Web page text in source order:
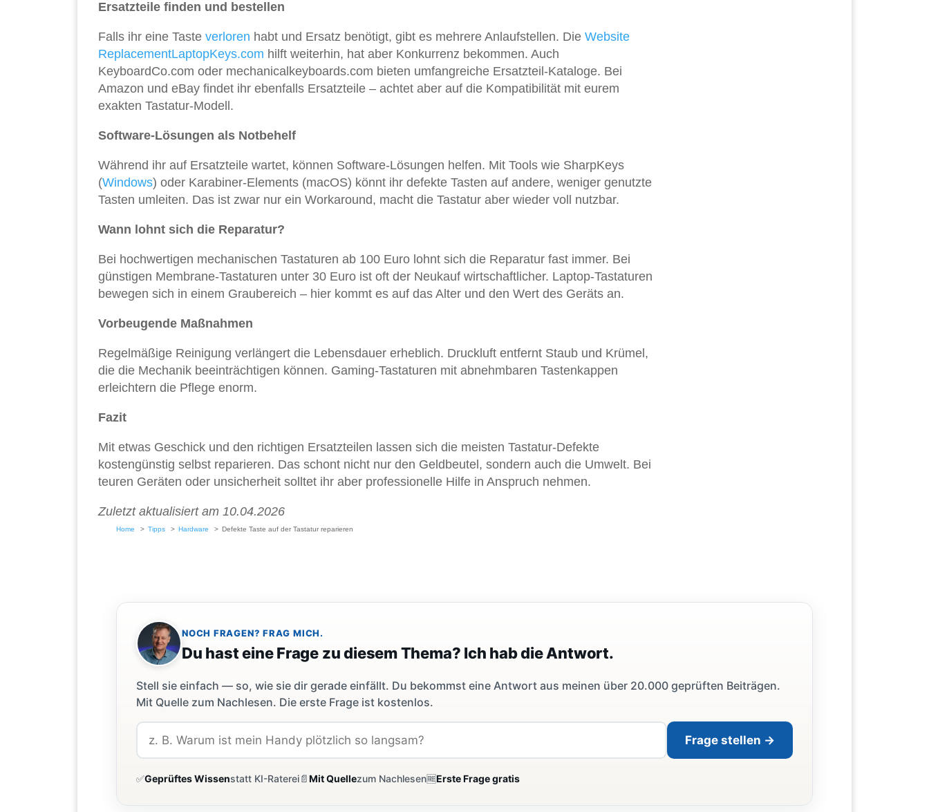
Ersatzteile finden und bestellen
Falls ihr eine Taste verloren habt und Ersatz benötigt, gibt es mehrere Anlaufstellen. Die Website
ReplacementLaptopKeys.com hilft weiterhin, hat aber Konkurrenz bekommen. Auch
KeyboardCo.com oder mechanicalkeyboards.com bieten umfangreiche Ersatzteil-Kataloge. Bei
Amazon und eBay findet ihr ebenfalls Ersatzteile – achtet aber auf die Kompatibilität mit eurem
exakten Tastatur-Modell.
Software-Lösungen als Notbehelf
Während ihr auf Ersatzteile wartet, können Software-Lösungen helfen. Mit Tools wie SharpKeys
(Windows) oder Karabiner-Elements (macOS) könnt ihr defekte Tasten auf andere, weniger genutzte
Tasten umleiten. Das ist zwar nur ein Workaround, macht die Tastatur aber wieder voll nutzbar.
Wann lohnt sich die Reparatur?
Bei hochwertigen mechanischen Tastaturen ab 100 Euro lohnt sich die Reparatur fast immer. Bei
günstigen Membrane-Tastaturen unter 30 Euro ist oft der Neukauf wirtschaftlicher. Laptop-Tastaturen
bewegen sich in einem Graubereich – hier kommt es auf das Alter und den Wert des Geräts an.
Vorbeugende Maßnahmen
Regelmäßige Reinigung verlängert die Lebensdauer erheblich. Druckluft entfernt Staub und Krümel,
die die Mechanik beeinträchtigen können. Gaming-Tastaturen mit abnehmbaren Tastenkappen
erleichtern die Pflege enorm.
Fazit
Mit etwas Geschick und den richtigen Ersatzteilen lassen sich die meisten Tastatur-Defekte
kostengünstig selbst reparieren. Das schont nicht nur den Geldbeutel, sondern auch die Umwelt. Bei
teuren Geräten oder unsicherheit solltet ihr aber professionelle Hilfe in Anspruch nehmen.
Zuletzt aktualisiert am 10.04.2026
Home Tipps Hardware Defekte Taste auf der Tastatur reparieren
NOCH FRAGEN? FRAG MICH.
Du hast eine Frage zu diesem Thema? Ich hab die Antwort.
Stell sie einfach — so, wie sie dir gerade einfällt. Du bekommst eine Antwort aus meinen über 20.000 geprüften Beiträgen.
Mit Quelle zum Nachlesen. Die erste Frage ist kostenlos.
Frage stellen →
✅Geprüftes Wissenstatt KI-Raterei📄Mit Quellezum Nachlesen🆓Erste Frage gratis